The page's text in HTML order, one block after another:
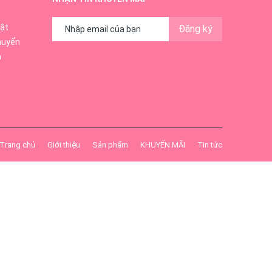
loại
từ
mịn,
gây
Đăng ký
Trang chủ Giới thiệu Sản phẩm KHUYẾN MÃI Tin tức